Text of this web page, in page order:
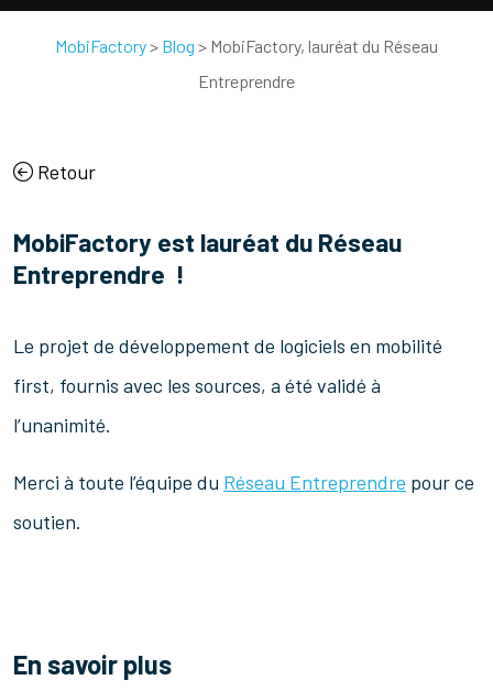
MobiFactory> Blog > MobiFactory, lauréat du Réseau
Entreprendre
Retour
MobiFactory est lauréat du Réseau
Entreprendre !
Le projet de développement de logiciels en mobilité
first, fournis avec les sources, a été validé à
l’unanimité.
Merci à toute l’équipe du Réseau Entreprendre pour ce
soutien.
En savoir plus